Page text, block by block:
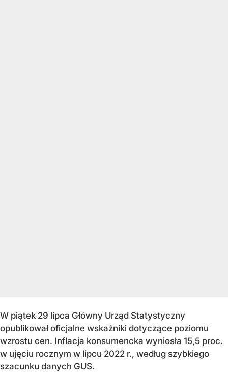
W piątek 29 lipca Główny Urząd Statystyczny
opublikował oficjalne wskaźniki dotyczące poziomu
wzrostu cen. Inflacja konsumencka wyniosła 15,5 proc.
w ujęciu rocznym w lipcu 2022 r., według szybkiego
szacunku danych GUS.